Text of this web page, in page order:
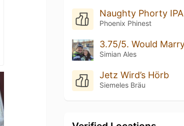
Naughty Phorty IPA
Phoenix Phinest
Simian Ales
Jetz Wird’s Hörb
Siemeles Bräu